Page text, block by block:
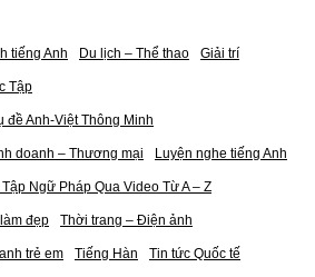
tiếng Anh Du lịch – Thể thao Giải trí
Tập
đề Anh-Việt Thông Minh
doanh – Thương mại Luyện nghe tiếng Anh
Ngữ Pháp Qua Video Từ A – Z
đẹp Thời trang – Điện ảnh
trẻ em Tiếng Hàn Tin tức Quốc tế